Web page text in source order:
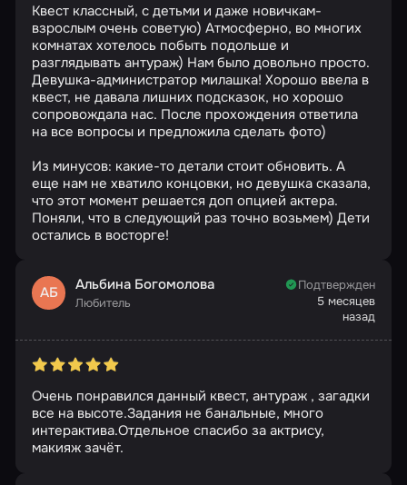
Квест классный, с детьми и даже новичкам-
взрослым очень советую) Атмосферно, во многих
комнатах хотелось побыть подольше и
разглядывать антураж) Нам было довольно просто.
Девушка-администратор милашка! Хорошо ввела в
квест, не давала лишних подсказок, но хорошо
сопровождала нас. После прохождения ответила
на все вопросы и предложила сделать фото)
Из минусов: какие-то детали стоит обновить. А
еще нам не хватило концовки, но девушка сказала,
что этот момент решается доп опцией актера.
Поняли, что в следующий раз точно возьмем) Дети
остались в восторге!
АБ Альбина Богомолова
Любитель
Подтвержден
5 месяцев
назад
Очень понравился данный квест, антураж , загадки
все на высоте.Задания не банальные, много
интерактива.Отдельное спасибо за актрису,
макияж зачёт.